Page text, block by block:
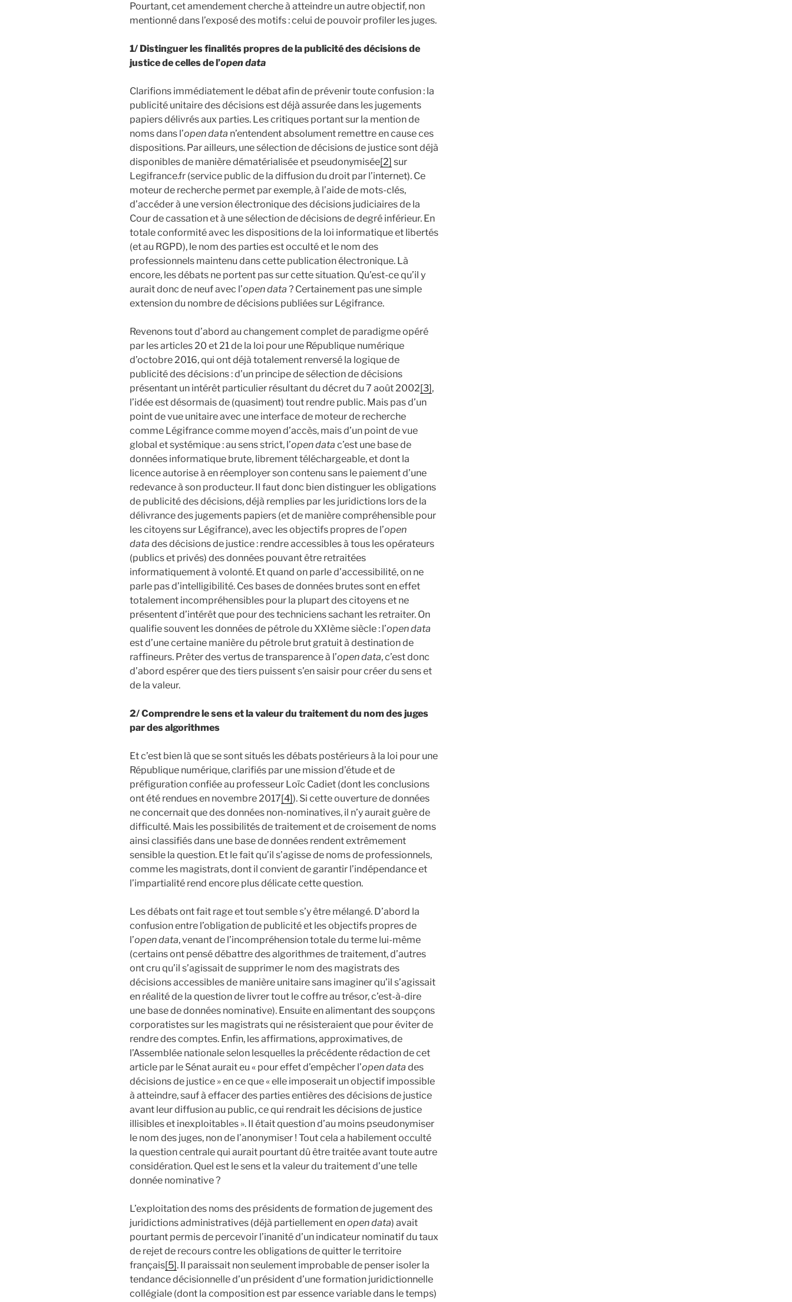
Pourtant, cet amendement cherche à atteindre un autre objectif, non
mentionné dans l’exposé des motifs : celui de pouvoir profiler les juges.
1/ Distinguer les finalités propres de la publicité des décisions de
justice de celles de l’open data
Clarifions immédiatement le débat afin de prévenir toute confusion : la
publicité unitaire des décisions est déjà assurée dans les jugements
papiers délivrés aux parties. Les critiques portant sur la mention de
noms dans l’open data n’entendent absolument remettre en cause ces
dispositions. Par ailleurs, une sélection de décisions de justice sont déjà
disponibles de manière dématérialisée et pseudonymisée[2] sur
Legifrance.fr (service public de la diffusion du droit par l’internet). Ce
moteur de recherche permet par exemple, à l’aide de mots-clés,
d’accéder à une version électronique des décisions judiciaires de la
Cour de cassation et à une sélection de décisions de degré inférieur. En
totale conformité avec les dispositions de la loi informatique et libertés
(et au RGPD), le nom des parties est occulté et le nom des
professionnels maintenu dans cette publication électronique. Là
encore, les débats ne portent pas sur cette situation. Qu’est-ce qu’il y
aurait donc de neuf avec l’open data ? Certainement pas une simple
extension du nombre de décisions publiées sur Légifrance.
Revenons tout d’abord au changement complet de paradigme opéré
par les articles 20 et 21 de la loi pour une République numérique
d’octobre 2016, qui ont déjà totalement renversé la logique de
publicité des décisions : d’un principe de sélection de décisions
présentant un intérêt particulier résultant du décret du 7 août 2002[3],
l’idée est désormais de (quasiment) tout rendre public. Mais pas d’un
point de vue unitaire avec une interface de moteur de recherche
comme Légifrance comme moyen d’accès, mais d’un point de vue
global et systémique : au sens strict, l’open data c’est une base de
données informatique brute, librement téléchargeable, et dont la
licence autorise à en réemployer son contenu sans le paiement d’une
redevance à son producteur. Il faut donc bien distinguer les obligations
de publicité des décisions, déjà remplies par les juridictions lors de la
délivrance des jugements papiers (et de manière compréhensible pour
les citoyens sur Légifrance), avec les objectifs propres de l’open
data des décisions de justice : rendre accessibles à tous les opérateurs
(publics et privés) des données pouvant être retraitées
informatiquement à volonté. Et quand on parle d’accessibilité, on ne
parle pas d’intelligibilité. Ces bases de données brutes sont en effet
totalement incompréhensibles pour la plupart des citoyens et ne
présentent d’intérêt que pour des techniciens sachant les retraiter. On
qualifie souvent les données de pétrole du XXIème siècle : l’open data
est d’une certaine manière du pétrole brut gratuit à destination de
raffineurs. Prêter des vertus de transparence à l’open data, c’est donc
d’abord espérer que des tiers puissent s’en saisir pour créer du sens et
de la valeur.
2/ Comprendre le sens et la valeur du traitement du nom des juges
par des algorithmes
Et c’est bien là que se sont situés les débats postérieurs à la loi pour une
République numérique, clarifiés par une mission d’étude et de
préfiguration confiée au professeur Loïc Cadiet (dont les conclusions
ont été rendues en novembre 2017[4]). Si cette ouverture de données
ne concernait que des données non-nominatives, il n’y aurait guère de
difficulté. Mais les possibilités de traitement et de croisement de noms
ainsi classifiés dans une base de données rendent extrêmement
sensible la question. Et le fait qu’il s’agisse de noms de professionnels,
comme les magistrats, dont il convient de garantir l’indépendance et
l’impartialité rend encore plus délicate cette question.
Les débats ont fait rage et tout semble s’y être mélangé. D’abord la
confusion entre l’obligation de publicité et les objectifs propres de
l’open data, venant de l’incompréhension totale du terme lui-même
(certains ont pensé débattre des algorithmes de traitement, d’autres
ont cru qu’il s’agissait de supprimer le nom des magistrats des
décisions accessibles de manière unitaire sans imaginer qu’il s’agissait
en réalité de la question de livrer tout le coffre au trésor, c’est-à-dire
une base de données nominative). Ensuite en alimentant des soupçons
corporatistes sur les magistrats qui ne résisteraient que pour éviter de
rendre des comptes. Enfin, les affirmations, approximatives, de
l’Assemblée nationale selon lesquelles la précédente rédaction de cet
article par le Sénat aurait eu « pour effet d’empêcher l’open data des
décisions de justice » en ce que « elle imposerait un objectif impossible
à atteindre, sauf à effacer des parties entières des décisions de justice
avant leur diffusion au public, ce qui rendrait les décisions de justice
illisibles et inexploitables ». Il était question d’au moins pseudonymiser
le nom des juges, non de l’anonymiser ! Tout cela a habilement occulté
la question centrale qui aurait pourtant dû être traitée avant toute autre
considération. Quel est le sens et la valeur du traitement d’une telle
donnée nominative ?
L’exploitation des noms des présidents de formation de jugement des
juridictions administratives (déjà partiellement enopen data) avait
pourtant permis de percevoir l’inanité d’un indicateur nominatif du taux
de rejet de recours contre les obligations de quitter le territoire
français[5]. Il paraissait non seulement improbable de penser isoler la
tendance décisionnelle d’un président d’une formation juridictionnelle
collégiale (dont la composition est par essence variable dans le temps)